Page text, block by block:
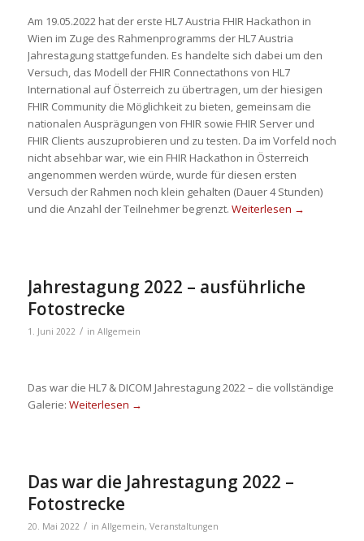
Am 19.05.2022 hat der erste HL7 Austria FHIR Hackathon in
Wien im Zuge des Rahmenprogramms der HL7 Austria
Jahrestagung stattgefunden. Es handelte sich dabei um den
Versuch, das Modell der FHIR Connectathons von HL7
International auf Österreich zu übertragen, um der hiesigen
FHIR Community die Möglichkeit zu bieten, gemeinsam die
nationalen Ausprägungen von FHIR sowie FHIR Server und
FHIR Clients auszuprobieren und zu testen. Da im Vorfeld noch
nicht absehbar war, wie ein FHIR Hackathon in Österreich
angenommen werden würde, wurde für diesen ersten
Versuch der Rahmen noch klein gehalten (Dauer 4 Stunden)
und die Anzahl der Teilnehmer begrenzt. Weiterlesen →
Jahrestagung 2022 – ausführliche
Fotostrecke
1. Juni 2022 / in Allgemein
Das war die HL7 & DICOM Jahrestagung 2022 – die vollständige
Galerie: Weiterlesen →
Das war die Jahrestagung 2022 –
Fotostrecke
20. Mai 2022 / in Allgemein, Veranstaltungen